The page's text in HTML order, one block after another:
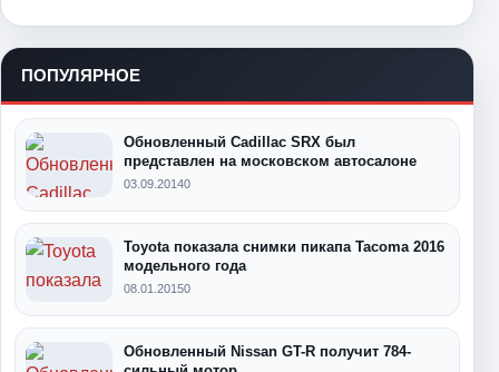
ПОПУЛЯРНОЕ
Обновленный Cadillac SRX был
представлен на московском автосалоне
03.09.20140
Toyota показала снимки пикапа Tacoma 2016
модельного года
08.01.20150
Обновленный Nissan GT-R получит 784-